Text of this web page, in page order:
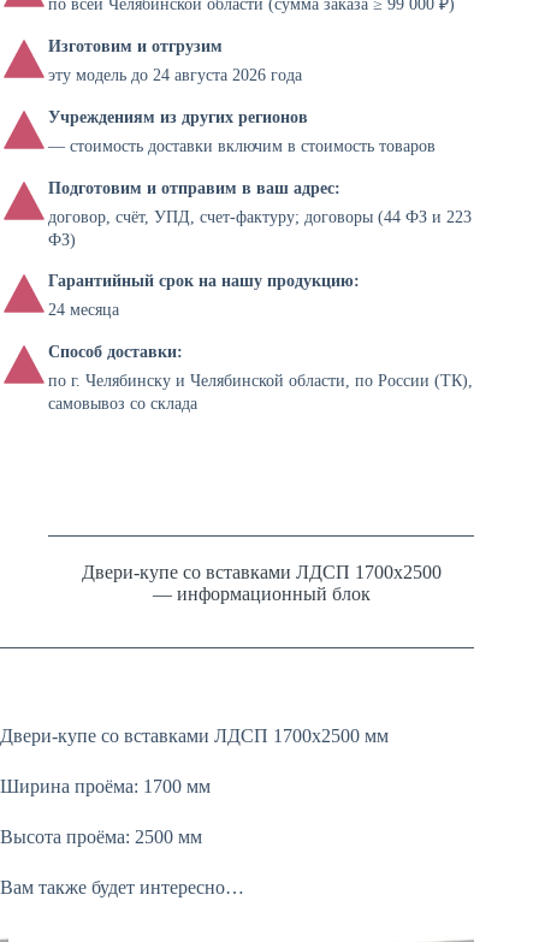
по всей Челябинской области (сумма заказа ≥ 99 000 ₽)
Изготовим и отгрузим
эту модель до 24 августа 2026 года
Учреждениям из других регионов
— стоимость доставки включим в стоимость товаров
Подготовим и отправим в ваш адрес:
договор, счёт, УПД, счет-фактуру; договоры (44 ФЗ и 223
ФЗ)
Гарантийный срок на нашу продукцию:
24 месяца
Способ доставки:
по г. Челябинску и Челябинской области, по России (ТК),
самовывоз со склада
Двери-купе со вставками ЛДСП 1700х2500
— информационный блок
Двери-купе со вставками ЛДСП 1700х2500 мм
Ширина проёма: 1700 мм
Высота проёма: 2500 мм
Вам также будет интересно…